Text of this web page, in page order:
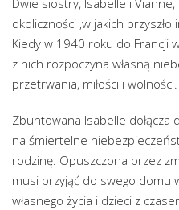
Dwie siostry, Isabelle i
okoliczności ,w jakich
Kiedy w 1940 roku do Francji
z nich rozpoczyna własną
przetrwania, miłości i wolności.
Zbuntowana Isabelle
na śmiertelne
rodzinę. Opuszczona przez
musi przyjąć do swego domu
własnego życia i dzieci z